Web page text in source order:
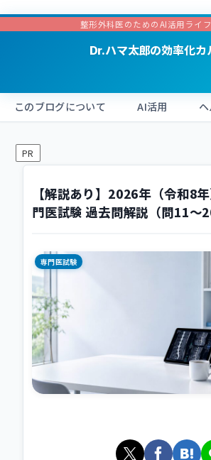
整形外科医のためのAI活用ライ
Dr.ハマ太郎の効率化カ
このブログについて AI活用
PR
【解説あり】2026年（令和8
門医試験 過去問解説（問11〜
専門医試験